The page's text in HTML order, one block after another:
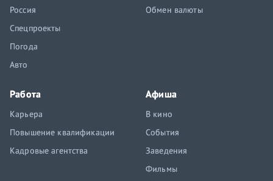
Россия
Спецпроекты
Погода
Авто
Обмен валюты
Работа
Карьера
Повышение квалификации
Кадровые агентства
Афиша
В кино
События
Заведения
Фильмы